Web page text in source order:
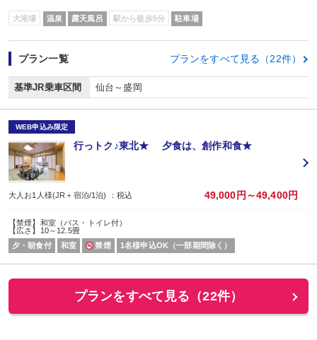
大浴場 温泉 露天風呂 駅から徒歩5分 駐車場
プラン一覧 プランをすべて見る（22件）
基準JR乗車区間 仙台～盛岡
WEB申込み限定
行っトク♪東北★ 夕食は、創作和食★
大人お1人様(JR＋宿泊/1泊) ：税込 49,000円～49,400円
【禁煙】和室（バス・トイレ付）
【広さ】10～12.5畳
夕・朝食付
和室 禁煙 1名様申込OK（一部期間除く）
プランをすべて見る（22件）